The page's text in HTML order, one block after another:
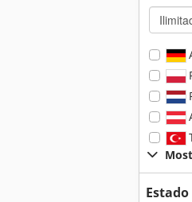
Estado
Cubo Que Inclina